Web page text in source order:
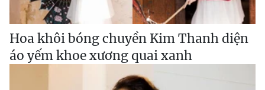
Hoa khôi bóng chuyền Kim Thanh diện
áo yếm khoe xương quai xanh